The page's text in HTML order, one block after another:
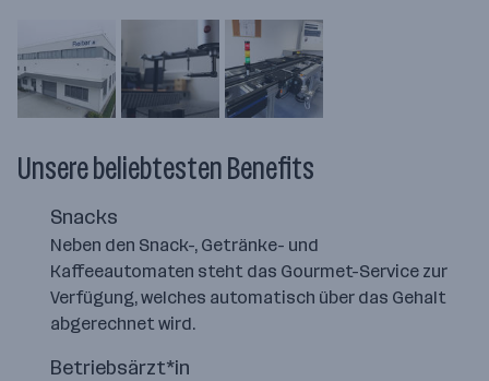
Unsere beliebtesten Benefits
Snacks
Neben den Snack-, Getränke- und
Kaffeeautomaten steht das Gourmet-Service zur
Verfügung, welches automatisch über das Gehalt
abgerechnet wird.
Betriebsärzt*in